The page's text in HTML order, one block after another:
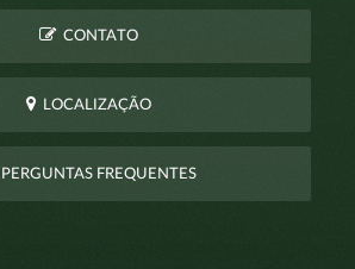
CONTATO
LOCALIZAÇÃO
PERGUNTAS FREQUENTES